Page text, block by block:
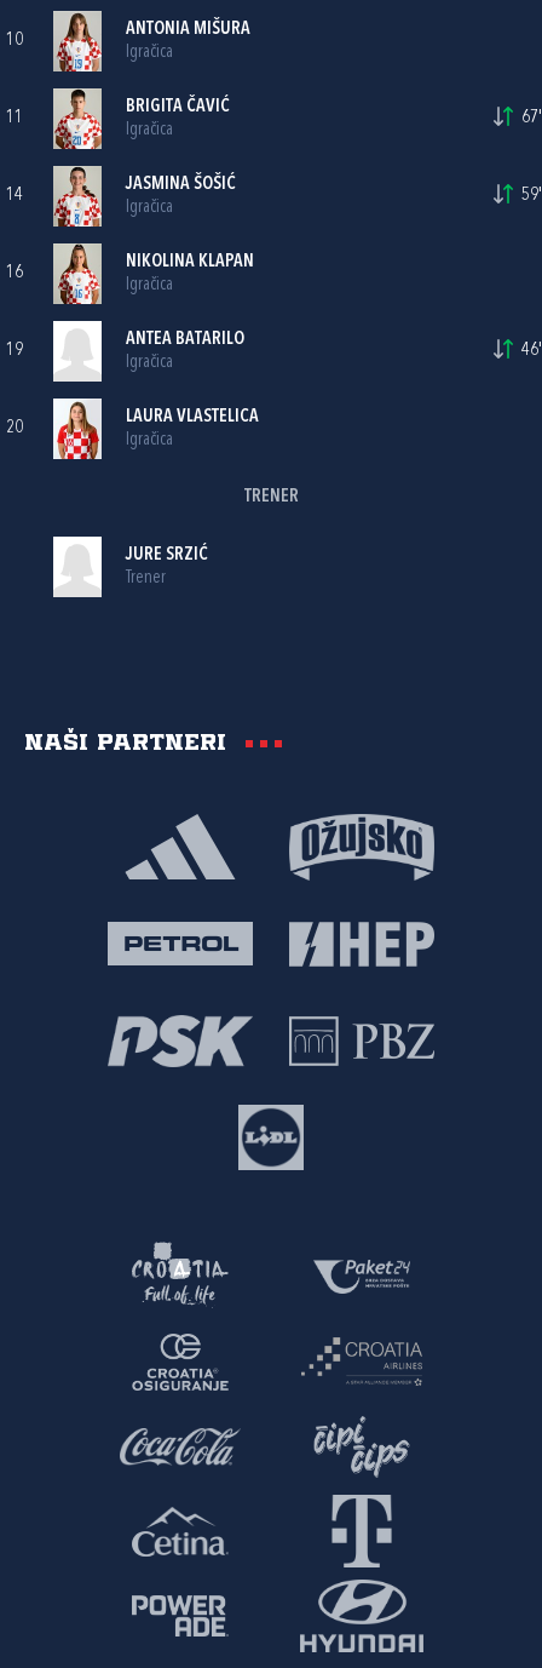
10
ANTONIA MIŠURA
Igračica
11
BRIGITA ČAVIĆ
Igračica
67'
14
JASMINA ŠOŠIĆ
Igračica
59'
16
NIKOLINA KLAPAN
Igračica
19
ANTEA BATARILO
Igračica
46'
20
LAURA VLASTELICA
Igračica
TRENER
JURE SRZIĆ
Trener
Naši partneri